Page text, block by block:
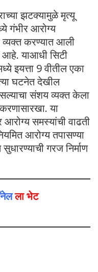
झटक्यामुळे मृत्यू
गंभीर आरोग्य
व्यक्त करण्यात आली
आहे. याआधी सिटी
इयत्ता 9 वीतील एका
त्या घटनेत देखील
संशय व्यक्त केला
या
समस्यांची वाढती
आरोग्य तपासण्या
गरज निर्माण
ला भेट